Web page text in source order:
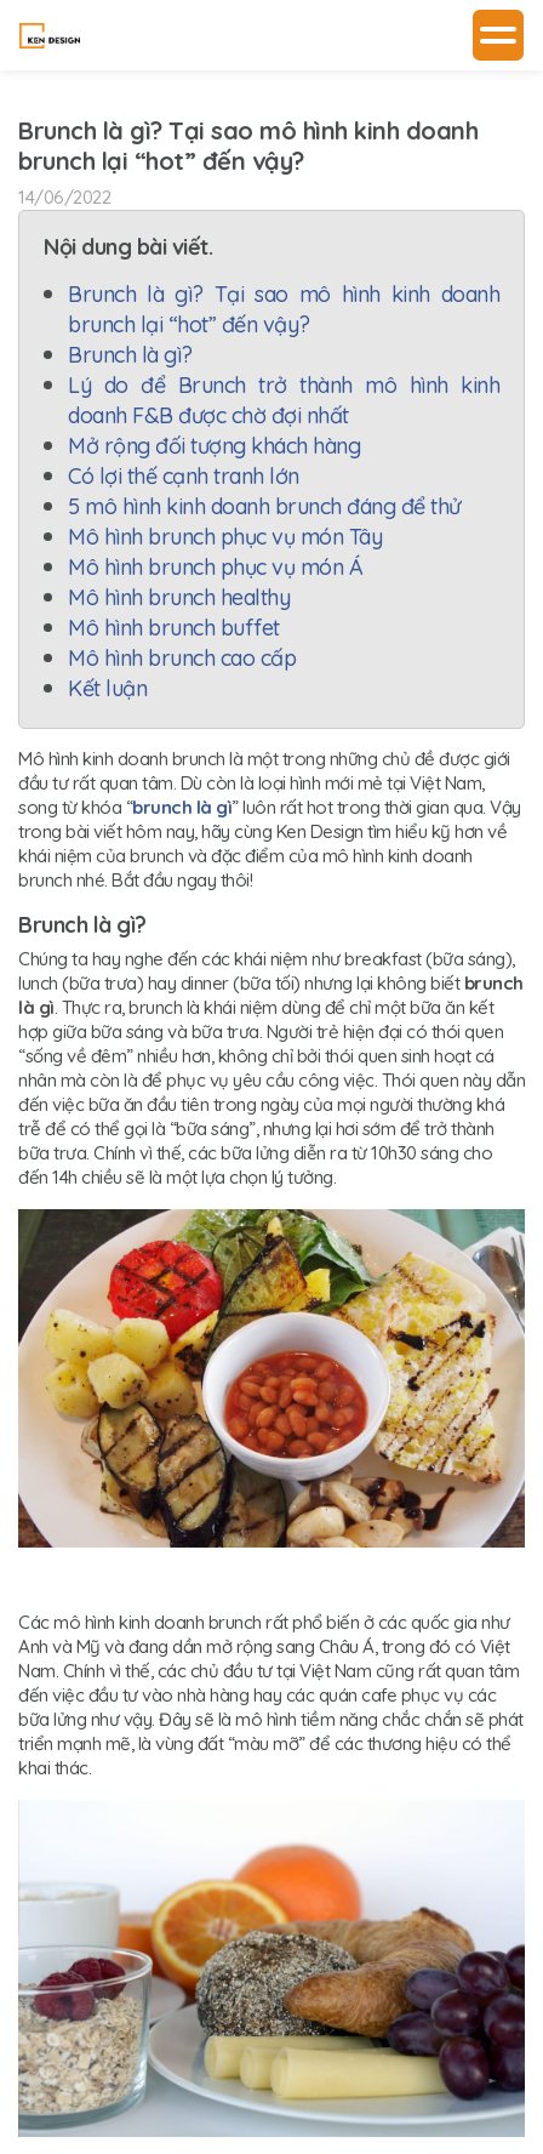
Brunch là gì? Tại sao mô hình kinh doanh
brunch lại “hot” đến vậy?
14/06/2022
Nội dung bài viết.
Brunch là gì? Tại sao mô hình kinh doanh
brunch lại “hot” đến vậy?
Brunch là gì?
Lý do để Brunch trở thành mô hình kinh
doanh F&B được chờ đợi nhất
Mở rộng đối tượng khách hàng
Có lợi thế cạnh tranh lớn
5 mô hình kinh doanh brunch đáng để thử
Mô hình brunch phục vụ món Tây
Mô hình brunch phục vụ món Á
Mô hình brunch healthy
Mô hình brunch buffet
Mô hình brunch cao cấp
Kết luận
Mô hình kinh doanh brunch là một trong những chủ đề được giới
đầu tư rất quan tâm. Dù còn là loại hình mới mẻ tại Việt Nam,
song từ khóa “brunch là gì” luôn rất hot trong thời gian qua. Vậy
trong bài viết hôm nay, hãy cùng Ken Design tìm hiểu kỹ hơn về
khái niệm của brunch và đặc điểm của mô hình kinh doanh
brunch nhé. Bắt đầu ngay thôi!
Brunch là gì?
Chúng ta hay nghe đến các khái niệm như breakfast (bữa sáng),
lunch (bữa trưa) hay dinner (bữa tối) nhưng lại không biết brunch
là gì. Thực ra, brunch là khái niệm dùng để chỉ một bữa ăn kết
hợp giữa bữa sáng và bữa trưa. Người trẻ hiện đại có thói quen
“sống về đêm” nhiều hơn, không chỉ bởi thói quen sinh hoạt cá
nhân mà còn là để phục vụ yêu cầu công việc. Thói quen này dẫn
đến việc bữa ăn đầu tiên trong ngày của mọi người thường khá
trễ để có thể gọi là “bữa sáng”, nhưng lại hơi sớm để trở thành
bữa trưa. Chính vì thế, các bữa lửng diễn ra từ 10h30 sáng cho
đến 14h chiều sẽ là một lựa chọn lý tưởng.
Các mô hình kinh doanh brunch rất phổ biến ở các quốc gia như
Anh và Mỹ và đang dần mở rộng sang Châu Á, trong đó có Việt
Nam. Chính vì thế, các chủ đầu tư tại Việt Nam cũng rất quan tâm
đến việc đầu tư vào nhà hàng hay các quán cafe phục vụ các
bữa lửng như vậy. Đây sẽ là mô hình tiềm năng chắc chắn sẽ phát
triển mạnh mẽ, là vùng đất “màu mỡ” để các thương hiệu có thể
khai thác.